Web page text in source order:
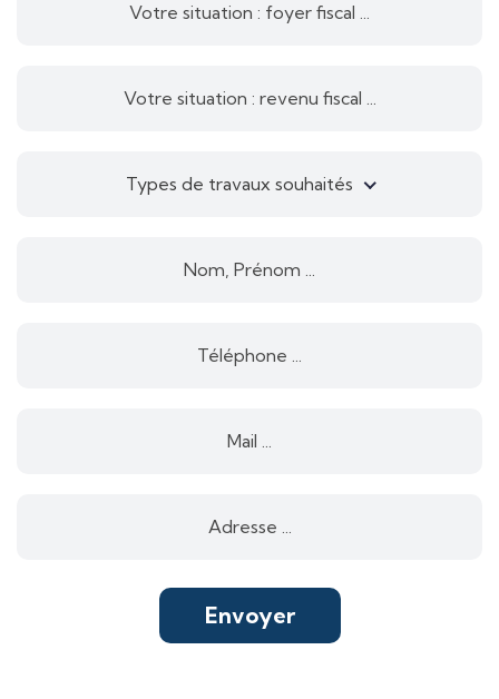
Types de travaux souhaités
Envoyer